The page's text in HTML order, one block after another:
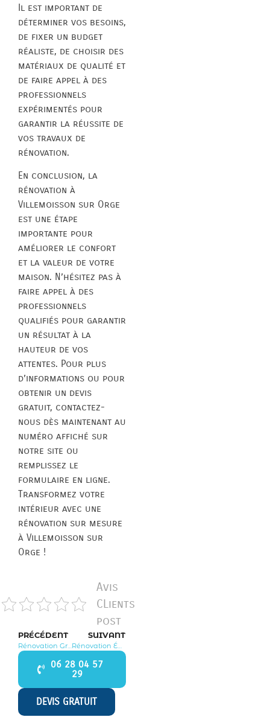
Il est important de
déterminer vos besoins,
de fixer un budget
réaliste, de choisir des
matériaux de qualité et
de faire appel à des
professionnels
expérimentés pour
garantir la réussite de
vos travaux de
rénovation.
En conclusion, la
rénovation à
Villemoisson sur Orge
est une étape
importante pour
améliorer le confort
et la valeur de votre
maison. N’hésitez pas à
faire appel à des
professionnels
qualifiés pour garantir
un résultat à la
hauteur de vos
attentes. Pour plus
d’informations ou pour
obtenir un devis
gratuit, contactez-
nous dès maintenant au
numéro affiché sur
notre site ou
remplissez le
formulaire en ligne.
Transformez votre
intérieur avec une
rénovation sur mesure
à Villemoisson sur
Orge !
Avis
CLients
post
PRÉCÉDENT
Rénovation Grigny 91350
SUIVANT
Rénovation Épinay sur Orge 91360
06 28 04 57
29
DEVIS GRATUIT